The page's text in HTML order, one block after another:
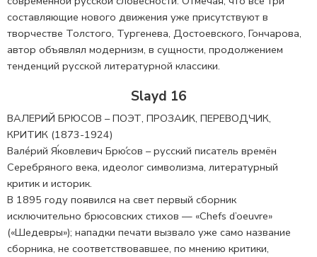
составляющие нового движения уже присутствуют в
творчестве Толстого, Тургенева, Достоевского, Гончарова,
автор объявлял модернизм, в сущности, продолжением
тенденций русской литературной классики.
Slayd 16
ВАЛЕРИЙ БРЮСОВ – ПОЭТ, ПРОЗАИК, ПЕРЕВОДЧИК,
КРИТИК (1873-1924)
Вале́рий Я́ковлевич Брю́сов – русский писатель времён
Серебряного века, идеолог символизма, литературный
критик и историк.
В 1895 году появился на свет первый сборник
исключительно брюсовских стихов — «Chefs d’oeuvre»
(«Шедевры»); нападки печати вызвало уже само название
сборника, не соответствовавшее, по мнению критики,